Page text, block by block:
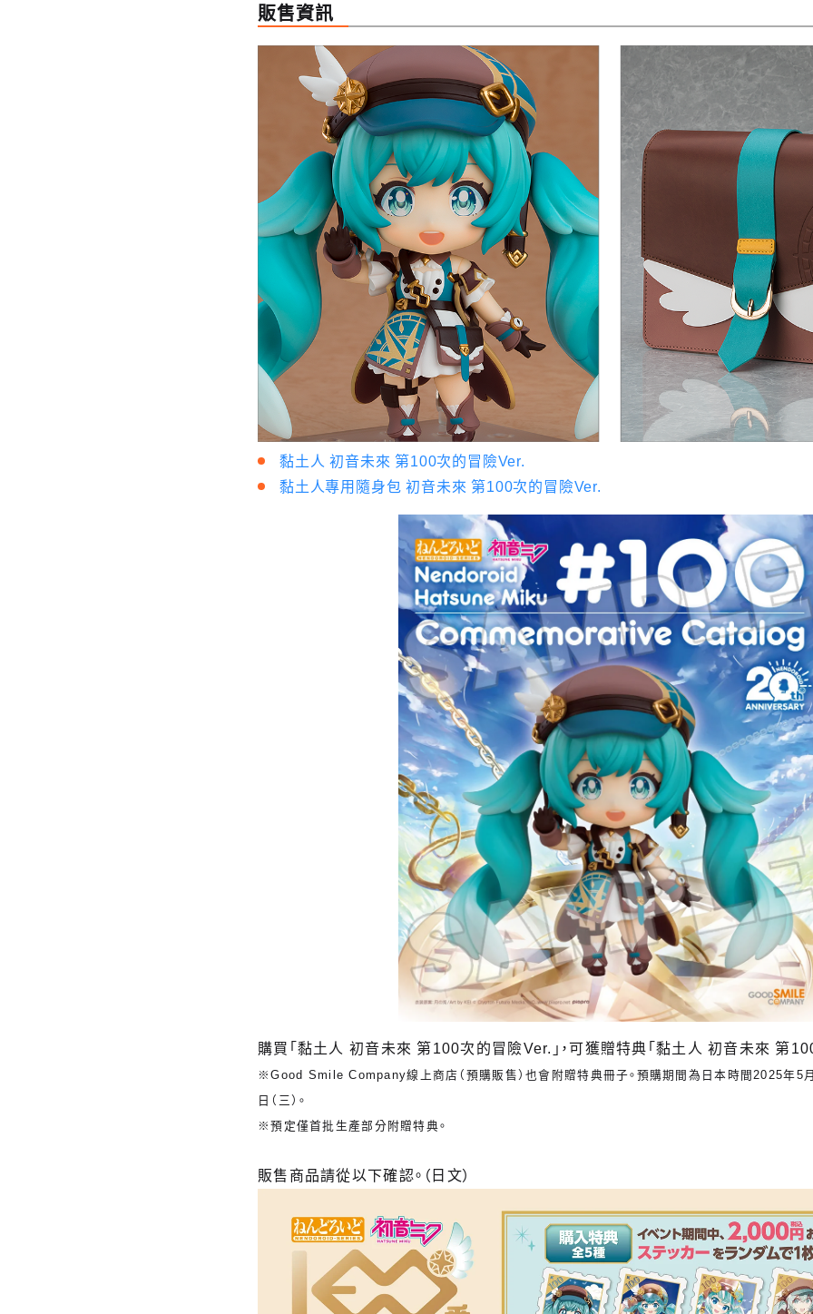
販售資訊
黏土人 初音未來 第100次的冒險Ver.
黏土人專用隨身包 初音未來 第100次的冒險Ver.
購買「黏土人 初音未來 第100次的冒險Ver.」，可獲贈特典「黏土人 初音未來 第
※Good Smile Company線上商店（預購販售）也會附贈特典冊子。預購期間為日本時間2025年5
日（三）。
※預定僅首批生產部分附贈特典。
販售商品請從以下確認。（日文）